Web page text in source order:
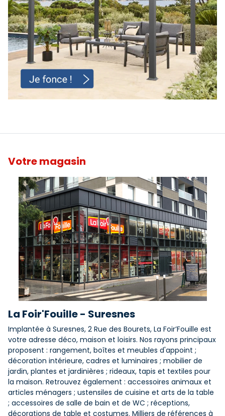
Votre magasin
La Foir'Fouille - Suresnes
Implantée à Suresnes, 2 Rue des Bourets, La Foir’Fouille est
votre adresse déco, maison et loisirs. Nos rayons principaux
proposent : rangement, boîtes et meubles d'appoint ;
décoration intérieure, cadres et luminaires ; mobilier de
jardin, plantes et jardinières ; rideaux, tapis et textiles pour
la maison. Retrouvez également : accessoires animaux et
articles ménagers ; ustensiles de cuisine et arts de la table
; accessoires de salle de bain et de WC ; réceptions,
décorations de table et costumes. Milliers de références à